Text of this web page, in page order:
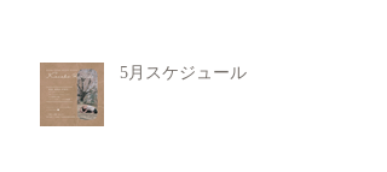
5月スケジュール